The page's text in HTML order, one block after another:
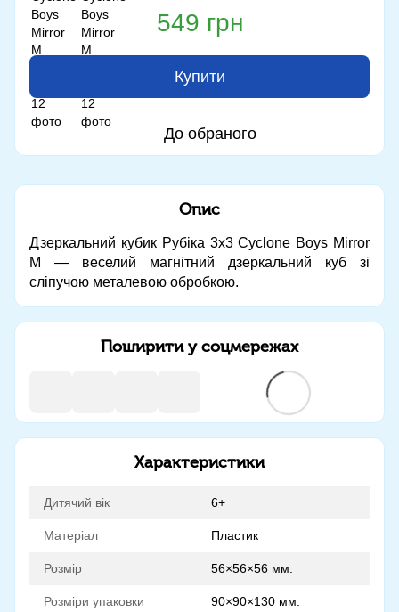
549 грн
Купити
До обраного
Опис
Дзеркальний кубик Рубіка 3x3 Cyclone Boys Mirror
M — веселий магнітний дзеркальний куб зі
сліпучою металевою обробкою.
Поширити у соцмережах
Характеристики
Дитячий вік 6+
Матеріал Пластик
Розмір 56×56×56 мм.
Розміри упаковки 90×90×130 мм.